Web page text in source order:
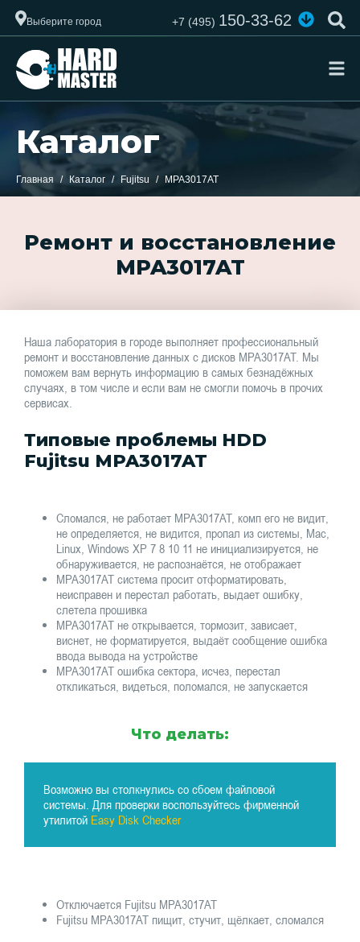
Выберите город +7 (495)150-33-62
Каталог
Главная Каталог Fujitsu MPA3017AT
Ремонт и восстановление
MPA3017AT
Наша лаборатория в городе выполняет профессиональный
ремонт и восстановление данных с дисков MPA3017AT. Мы
поможем вам вернуть информацию в самых безнадёжных
случаях, в том числе и если вам не смогли помочь в прочих
сервисах.
Типовые проблемы HDD
Fujitsu MPA3017AT
Сломался, не работает MPA3017AT, комп его не видит,
не определяется, не видится, пропал из системы, Mac,
Linux, Windows XP 7 8 10 11 не инициализируется, не
обнаруживается, не распознаётся, не отображает
MPA3017AT система просит отформатировать,
неисправен и перестал работать, выдает ошибку,
слетела прошивка
MPA3017AT не открывается, тормозит, зависает,
виснет, не форматируется, выдаёт сообщение ошибка
ввода вывода на устройстве
MPA3017AT ошибка сектора, исчез, перестал
откликаться, видеться, поломался, не запускается
Что делать:
Возможно вы столкнулись со сбоем файловой
системы. Для проверки воспользуйтесь фирменной
утилитой Easy Disk Checker
Отключается Fujitsu MPA3017AT
Fujitsu MPA3017AT пищит, стучит, щёлкает, сломался